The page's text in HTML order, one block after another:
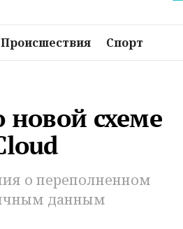
Происшествия Спорт
новой схеме
о переполненном
данным